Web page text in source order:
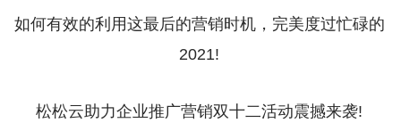
如何有效的利用这最后的营销时机，完美度过忙碌的
2021!
松松云助力企业推广营销双十二活动震撼来袭!